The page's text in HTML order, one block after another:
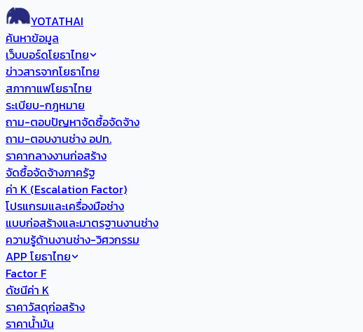
YOTATHAI
ค้นหาข้อมูล
เว็บบอร์ดโยธาไทย
ข่าวสารจากโยธาไทย
สภากาแฟโยธาไทย
ระเบียบ-กฎหมาย
ถาม-ตอบปัญหาจัดซื้อจัดจ้าง
ถาม-ตอบงานช่าง อปท.
ราคากลางงานก่อสร้าง
จัดซื้อจัดจ้างภาครัฐ
ค่า K (Escalation Factor)
โปรแกรมและเครื่องมือช่าง
แบบก่อสร้างและมาตรฐานงานช่าง
ความรู้ด้านงานช่าง-วิศวกรรม
APP โยธาไทย
Factor F
ดัชนีค่า K
ราคาวัสดุก่อสร้าง
ราคาน้ำมัน